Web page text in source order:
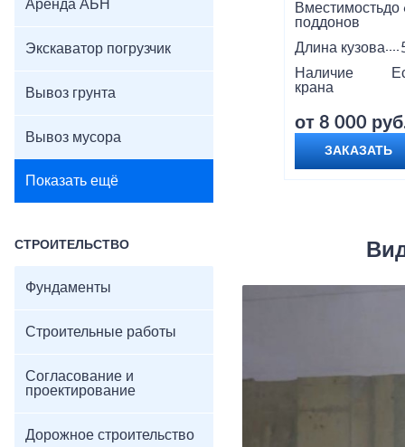
Аренда АБН
Экскаватор погрузчик
Вывоз грунта
Вывоз мусора
Показать ещё
СТРОИТЕЛЬСТВО
Фундаменты
Строительные работы
Согласование и
проектирование
Дорожное строительство
Вместимость
поддонов
до
Длина кузова
Наличие
крана
от 8 000
ЗАКАЗАТЬ